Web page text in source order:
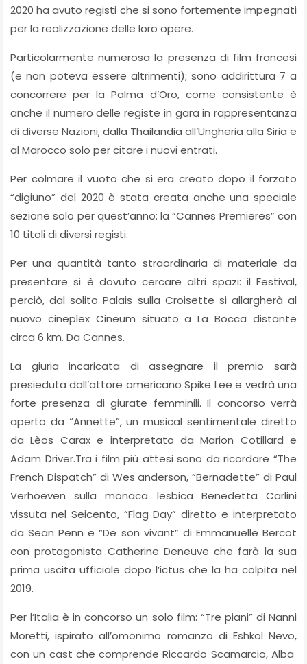
2020 ha avuto registi che si sono fortemente impegnati
per la realizzazione delle loro opere.
Particolarmente numerosa la presenza di film francesi
(e non poteva essere altrimenti); sono addirittura 7 a
concorrere per la Palma d’Oro, come consistente è
anche il numero delle registe in gara in rappresentanza
di diverse Nazioni, dalla Thailandia all’Ungheria alla Siria e
al Marocco solo per citare i nuovi entrati.
Per colmare il vuoto che si era creato dopo il forzato
“digiuno” del 2020 è stata creata anche una speciale
sezione solo per quest’anno: la “Cannes Premieres” con
10 titoli di diversi registi.
Per una quantità tanto straordinaria di materiale da
presentare si è dovuto cercare altri spazi: il Festival,
perciò, dal solito Palais sulla Croisette si allargherà al
nuovo cineplex Cineum situato a La Bocca distante
circa 6 km. Da Cannes.
La giuria incaricata di assegnare il premio sarà
presieduta dall’attore americano Spike Lee e vedrà una
forte presenza di giurate femminili. Il concorso verrà
aperto da “Annette”, un musical sentimentale diretto
da Lèos Carax e interpretato da Marion Cotillard e
Adam Driver.Tra i film più attesi sono da ricordare “The
French Dispatch” di Wes anderson, “Bernadette” di Paul
Verhoeven sulla monaca lesbica Benedetta Carlini
vissuta nel Seicento, “Flag Day” diretto e interpretato
da Sean Penn e “De son vivant” di Emmanuelle Bercot
con protagonista Catherine Deneuve che farà la sua
prima uscita ufficiale dopo l’ictus che la ha colpita nel
2019.
Per l’Italia è in concorso un solo film: “Tre piani” di Nanni
Moretti, ispirato all’omonimo romanzo di Eshkol Nevo,
con un cast che comprende Riccardo Scamarcio, Alba